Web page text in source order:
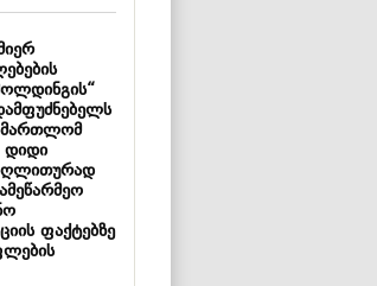
დიდი
ფაქტებზე